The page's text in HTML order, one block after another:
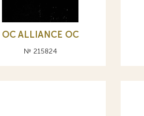
OC ALLIANCE ОС
№ 215824